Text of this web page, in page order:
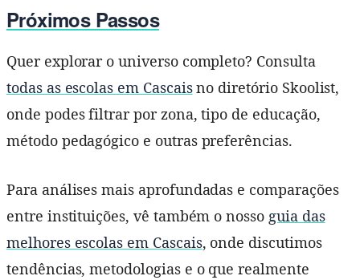
Próximos Passos
Quer explorar o universo completo? Consulta
todas as escolas em Cascaisno diretório Skoolist,
onde podes filtrar por zona, tipo de educação,
método pedagógico e outras preferências.
Para análises mais aprofundadas e comparações
entre instituições, vê também o nosso guia das
melhores escolas em Cascais, onde discutimos
tendências, metodologias e o que realmente